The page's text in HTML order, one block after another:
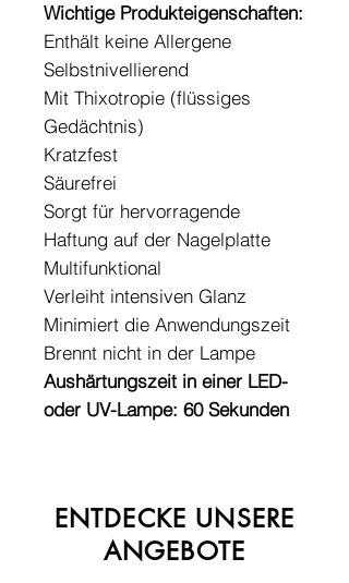
Wichtige Produkteigenschaften:
Enthält keine Allergene
Selbstnivellierend
Mit Thixotropie (flüssiges
Gedächtnis)
Kratzfest
Säurefrei
Sorgt für hervorragende
Haftung auf der Nagelplatte
Multifunktional
Verleiht intensiven Glanz
Minimiert die Anwendungszeit
Brennt nicht in der Lampe
Aushärtungszeit in einer LED-
oder UV-Lampe: 60 Sekunden
ENTDECKE UNSERE
ANGEBOTE